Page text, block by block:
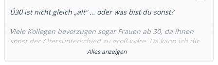
Ü30 ist nicht gleich „alt“ … oder was bist du sonst?
Viele Kollegen bevorzugen sogar Frauen ab 30, da ihnen
sonst der Altersunterschied zu groß wäre. Da kann ich dir
sogar einige aus dem Forum nennen.
Alles anzeigen